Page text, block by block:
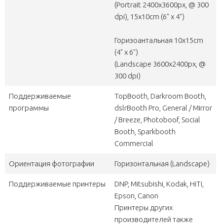
(Portrait 2400х3600px, @ 300
dpi), 15x10cm (6" x 4")
Горизоантальная 10х15cm
(4" x 6")
(Landscape 3600х2400px, @
300 dpi)
Поддерживаемые
программы
TopBooth, Darkroom Booth,
dslrBooth Pro, General / Mirror
/ Breeze, Photoboof, Social
Booth, Sparkbooth
Commercial
Ориентация фотографии Горизонтальная (Landscape)
Поддерживаемые принтеры
DNP, Mitsubishi, Kodak, HiTi,
Epson, Canon
Принтеры других
производителей также